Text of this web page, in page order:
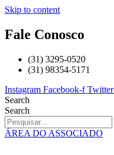
Skip to content
Fale Conosco
(31) 3295-0520
(31) 98354-5171
Instagram Facebook-f Twitter
Search
Search
ÁREA DO ASSOCIADO